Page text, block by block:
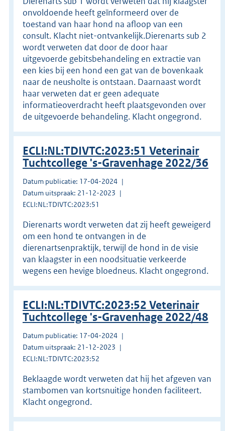
onvoldoende heeft geïnformeerd over de
toestand van haar hond na afloop van een
consult. Klacht niet-ontvankelijk.Dierenarts sub 2
wordt verweten dat door de door haar
uitgevoerde gebitsbehandeling en extractie van
een kies bij een hond een gat van de bovenkaak
naar de neusholte is ontstaan. Daarnaast wordt
haar verweten dat er geen adequate
informatieoverdracht heeft plaatsgevonden over
de uitgevoerde behandeling. Klacht ongegrond.
ECLI:NL:TDIVTC:2023:51 Veterinair
Tuchtcollege 's-Gravenhage 2022/36
Datum publicatie: 17-04-2024
Datum uitspraak: 21-12-2023
ECLI:NL:TDIVTC:2023:51
Dierenarts wordt verweten dat zij heeft geweigerd
om een hond te ontvangen in de
dierenartsenpraktijk, terwijl de hond in de visie
van klaagster in een noodsituatie verkeerde
wegens een hevige bloedneus. Klacht ongegrond.
ECLI:NL:TDIVTC:2023:52 Veterinair
Tuchtcollege 's-Gravenhage 2022/48
Datum publicatie: 17-04-2024
Datum uitspraak: 21-12-2023
ECLI:NL:TDIVTC:2023:52
Beklaagde wordt verweten dat hij het afgeven van
stambomen van kortsnuitige honden faciliteert.
Klacht ongegrond.